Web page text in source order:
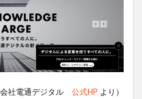
会社電通デジタル 公式HP より）